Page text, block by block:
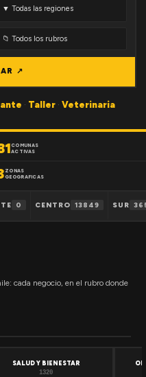
↗
· Taller · Veterinaria
COMUNAS
ACTIVAS
ZONAS
GEOGRAFICAS
0 CENTRO 13849 SUR
cada negocio, en el rubro donde
SALUD Y BIENESTAR
1320